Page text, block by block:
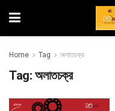
Home Tag অলাতচক্র
Tag: অলাতচক্র